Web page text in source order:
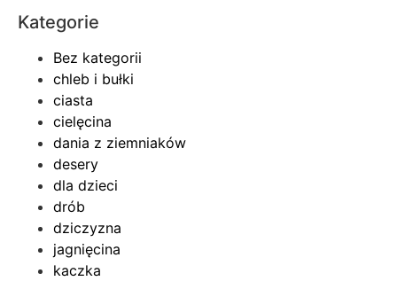
Kategorie
Bez kategorii
chleb i bułki
ciasta
cielęcina
dania z ziemniaków
desery
dla dzieci
drób
dziczyzna
jagnięcina
kaczka